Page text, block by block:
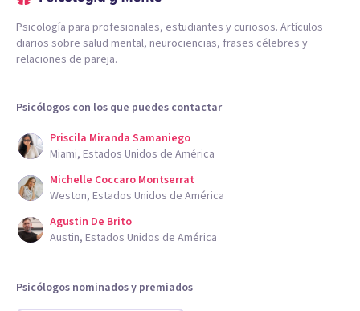
Psicología para profesionales, estudiantes y curiosos. Artículos
diarios sobre salud mental, neurociencias, frases célebres y
relaciones de pareja.
Psicólogos con los que puedes contactar
Priscila Miranda Samaniego
Miami, Estados Unidos de América
Michelle Coccaro Montserrat
Weston, Estados Unidos de América
Agustin De Brito
Austin, Estados Unidos de América
Psicólogos nominados y premiados